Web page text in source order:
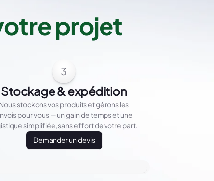
projet
3
Stockage & expédition
Nous stockons vos produits et gérons les
pour vous — un gain de temps et une
simplifiée, sans effort de votre part.
Demander un devis